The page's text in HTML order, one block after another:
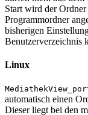
Start wird der
Programmordner
bisherigen
Benutzerverzeichnis
Linux
automatisch einen
Dieser liegt bei den